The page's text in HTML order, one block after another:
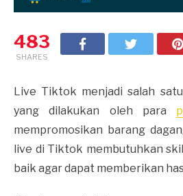
483
SHARES
Live Tiktok menjadi salah
yang dilakukan oleh para
mempromosikan barang
live di Tiktok membutuhkan
baik agar dapat memberikan